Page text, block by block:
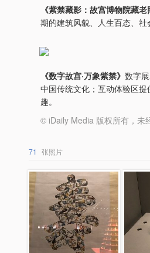
《紫禁藏影：故宫博物院藏老
期的建筑风貌、人生百态、社
《数字故宫·万象紫禁》 数字
中国传统文化；互动体验区
趣。
© iDaily Media 版权所有，未
71 张照片